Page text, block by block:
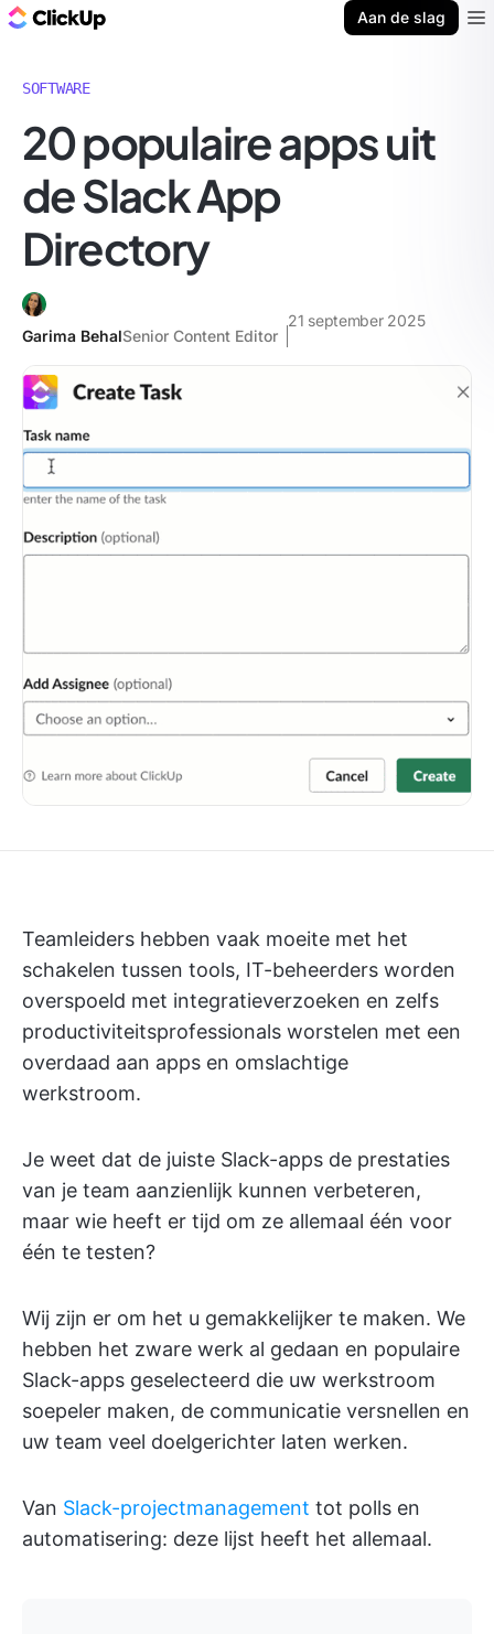
Aan de slag
SOFTWARE
20 populaire apps uit
de Slack App
Directory
Garima BehalSenior Content Editor
21 september 2025
Teamleiders hebben vaak moeite met het
schakelen tussen tools, IT-beheerders worden
overspoeld met integratieverzoeken en zelfs
productiviteitsprofessionals worstelen met een
overdaad aan apps en omslachtige
werkstroom.
Je weet dat de juiste Slack-apps de prestaties
van je team aanzienlijk kunnen verbeteren,
maar wie heeft er tijd om ze allemaal één voor
één te testen?
Wij zijn er om het u gemakkelijker te maken. We
hebben het zware werk al gedaan en populaire
Slack-apps geselecteerd die uw werkstroom
soepeler maken, de communicatie versnellen en
uw team veel doelgerichter laten werken.
Van Slack-projectmanagement tot polls en
automatisering: deze lijst heeft het allemaal.